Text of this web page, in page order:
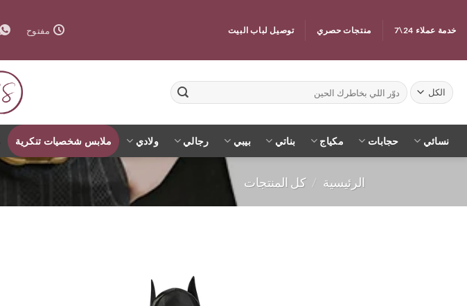
للمحتوى
خدمة عملاء 24\7 منتجات حصري توصيل لباب البيت مفتوح
البحث
عن:
نسائي حجابات مكياج بناتي بيبي رجالي ولادي ملابس شخصيات تنكرية
الرئيسية / كل المنتجات